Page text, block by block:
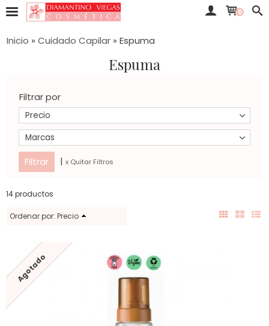
0
Inicio » Cuidado Capilar » Espuma
Espuma
Filtrar por
Precio
Marcas
| x Quitar Filtros
14 productos
Ordenar por: Precio
Agotado